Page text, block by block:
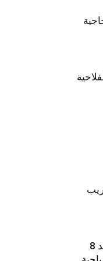
صندوق حماية المناطق السياحية يرصد 8